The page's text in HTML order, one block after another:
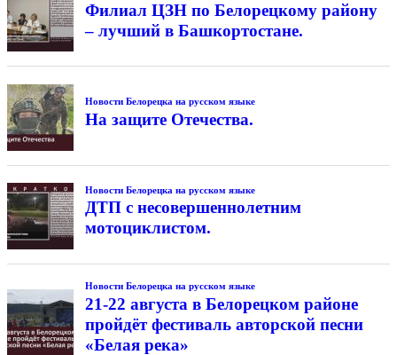
Филиал ЦЗН по Белорецкому району
– лучший в Башкортостане.
Новости Белорецка на русском языке
На защите Отечества.
Новости Белорецка на русском языке
ДТП с несовершеннолетним
мотоциклистом.
Новости Белорецка на русском языке
21-22 августа в Белорецком районе
пройдёт фестиваль авторской песни
«Белая река»